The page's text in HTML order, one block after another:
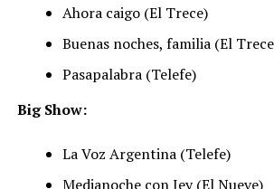
Ahora caigo (El Trece)
Buenas noches, familia (El
Pasapalabra (Telefe)
Big Show:
La Voz Argentina (Telefe)
Medianoche con Jey (El Nueve)